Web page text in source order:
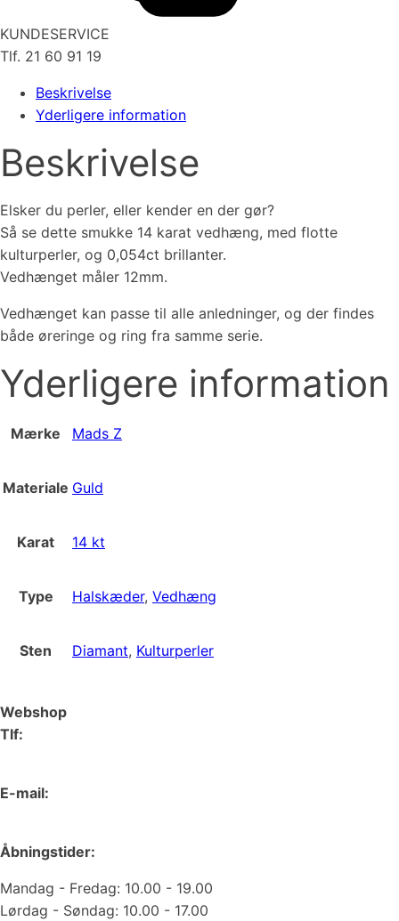
KUNDESERVICE
Tlf. 21 60 91 19
Beskrivelse
Yderligere information
Beskrivelse
Elsker du perler, eller kender en der gør?
Så se dette smukke 14 karat vedhæng, med flotte
kulturperler, og 0,054ct brillanter.
Vedhænget måler 12mm.
Vedhænget kan passe til alle anledninger, og der findes
både øreringe og ring fra samme serie.
Yderligere information
Mærke Mads Z
Materiale Guld
Karat 14 kt
Type Halskæder, Vedhæng
Sten Diamant, Kulturperler
Webshop
Tlf:
E-mail:
Åbningstider:
Mandag - Fredag: 10.00 - 19.00
Lørdag - Søndag: 10.00 - 17.00